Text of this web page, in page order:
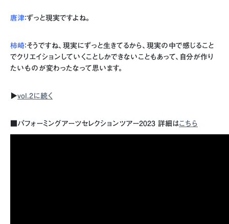
唐津：ずっと現実ですよね。
柿崎：そうですね、現実にずっと生きてるから、現実の中で感じること
でクリエイションしていくことしかできないこともあって、自分が作り
たいものが変わったなって思います。
▶︎vol.2に続く
■パフォーミングアーツセレクションツアー2023 詳細はこちら